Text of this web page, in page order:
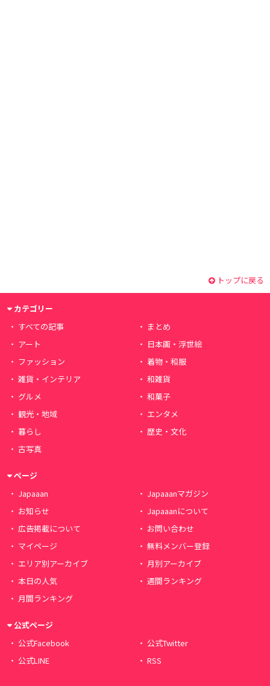
トップに戻る
カテゴリー
すべての記事
まとめ
アート
日本画・浮世絵
ファッション
着物・和服
雑貨・インテリア
和雑貨
グルメ
和菓子
観光・地域
エンタメ
暮らし
歴史・文化
古写真
ページ
Japaaan
Japaaanマガジン
お知らせ
Japaaanについて
広告掲載について
お問い合わせ
マイページ
無料メンバー登録
エリア別アーカイブ
月別アーカイブ
本日の人気
週間ランキング
月間ランキング
公式ページ
公式Facebook
公式Twitter
公式LINE
RSS